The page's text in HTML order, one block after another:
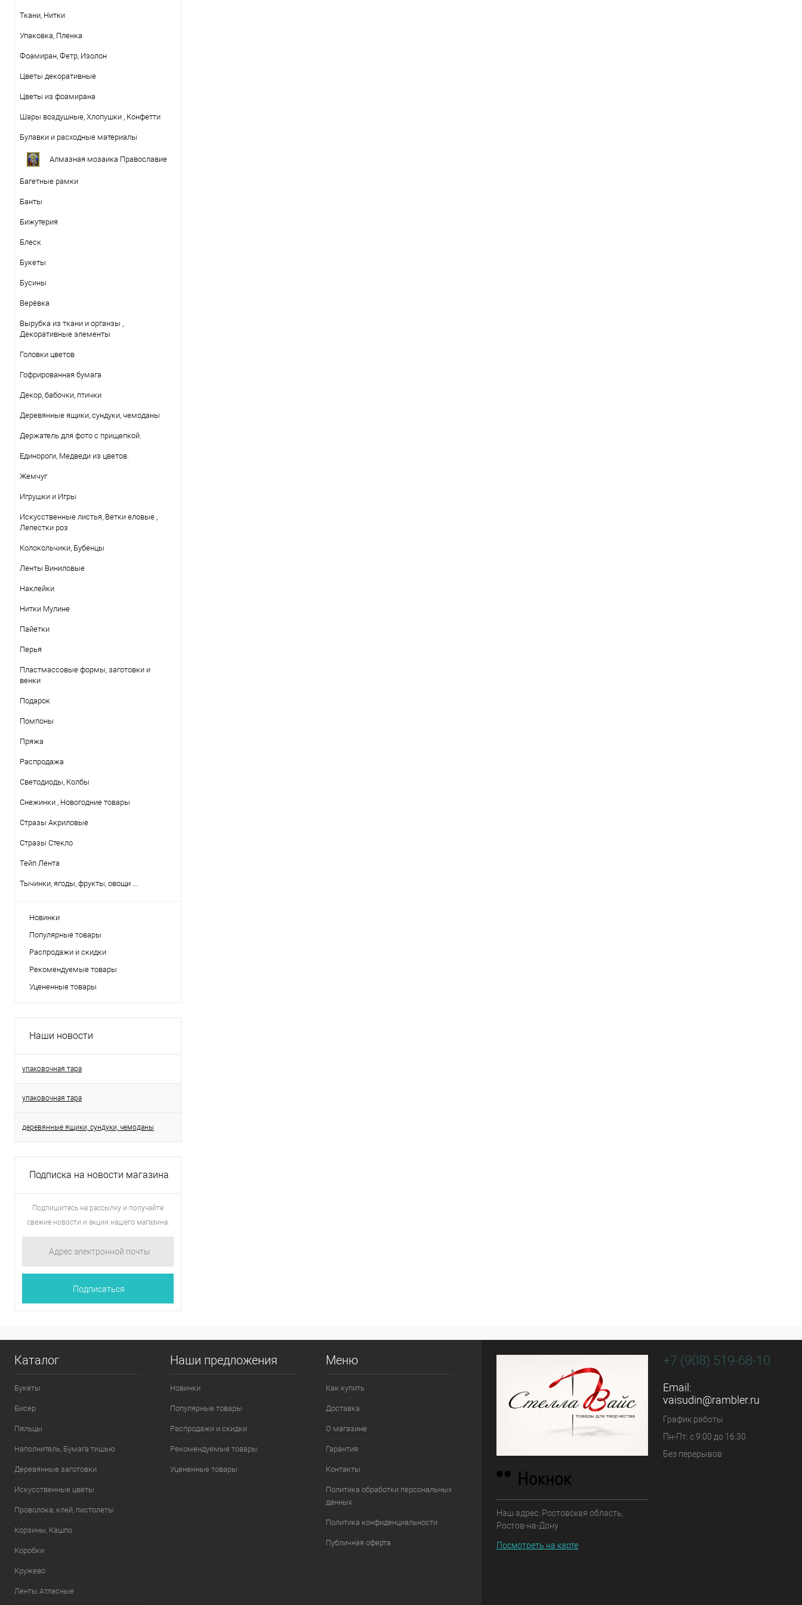
Ткани, Нитки
Упаковка, Пленка
Фоамиран, Фетр, Изолон
Цветы декоративные
Цветы из фоамирана
Шары воздушные, Хлопушки , Конфетти
Булавки и расходные материалы
Алмазная мозаика Православие
Багетные рамки
Банты
Бижутерия
Блеск
Букеты
Бусины
Верёвка
Вырубка из ткани и органзы ,
Декоративные элементы
Головки цветов
Гофрированная бумага
Декор, бабочки, птички
Деревянные ящики, сундуки, чемоданы
Держатель для фото с прищепкой.
Единороги, Медведи из цветов.
Жемчуг
Игрушки и Игры
Искусственные листья, Ветки еловые ,
Лепестки роз
Колокольчики, Бубенцы
Ленты Виниловые
Наклейки
Нитки Mулине
Пайетки
Перья
Пластмассовые формы, заготовки и
венки
Подарок
Помпоны
Пряжа
Распродажа
Светодиоды, Колбы
Снежинки , Новогодние товары
Стразы Акриловые
Стразы Стекло
Тейп Лента
Тычинки, ягоды, фрукты, овощи ...
Новинки
Популярные товары
Распродажи и скидки
Рекомендуемые товары
Уцененные товары
Наши новости
упаковочная тара
упаковочная тара
деревянные ящики, сундуки, чемоданы
Подписка на новости магазина
Подпишитесь на рассылку и получайте
свежие новости и акции нашего магазина.
Каталог
Букеты
Бисер
Пяльцы
Наполнитель, Бумага тишью
Деревянные заготовки
Искусственные цветы
Проволока, клей, пистолеты
Корзины, Кашпо
Коробки
Кружево
Ленты Атласные
Наши предложения
Новинки
Популярные товары
Распродажи и скидки
Рекомендуемые товары
Уцененные товары
Меню
Как купить
Доставка
О магазине
Гарантия
Контакты
Политика обработки персональных
данных
Политика конфиденциальности
Публичная оферта
Наш адрес: Ростовская область,
Ростов-на-Дону
Посмотреть на карте
+7 (908) 519-68-10
Email:
vaisudin@rambler.ru
График работы
Пн-Пт: с 9:00 до 16:30
Без перерывов